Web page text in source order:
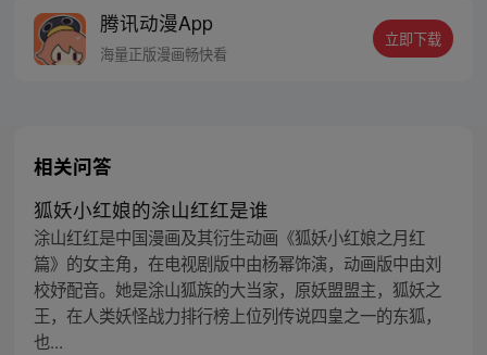
腾讯动漫App
海量正版漫画畅快看
立即下载
相关问答
狐妖小红娘的涂山红红是谁
涂山红红是中国漫画及其衍生动画《狐妖小红娘之月红
篇》的女主角，在电视剧版中由杨幂饰演，动画版中由刘
校妤配音。她是涂山狐族的大当家，原妖盟盟主，狐妖之
王，在人类妖怪战力排行榜上位列传说四皇之一的东狐，
也...